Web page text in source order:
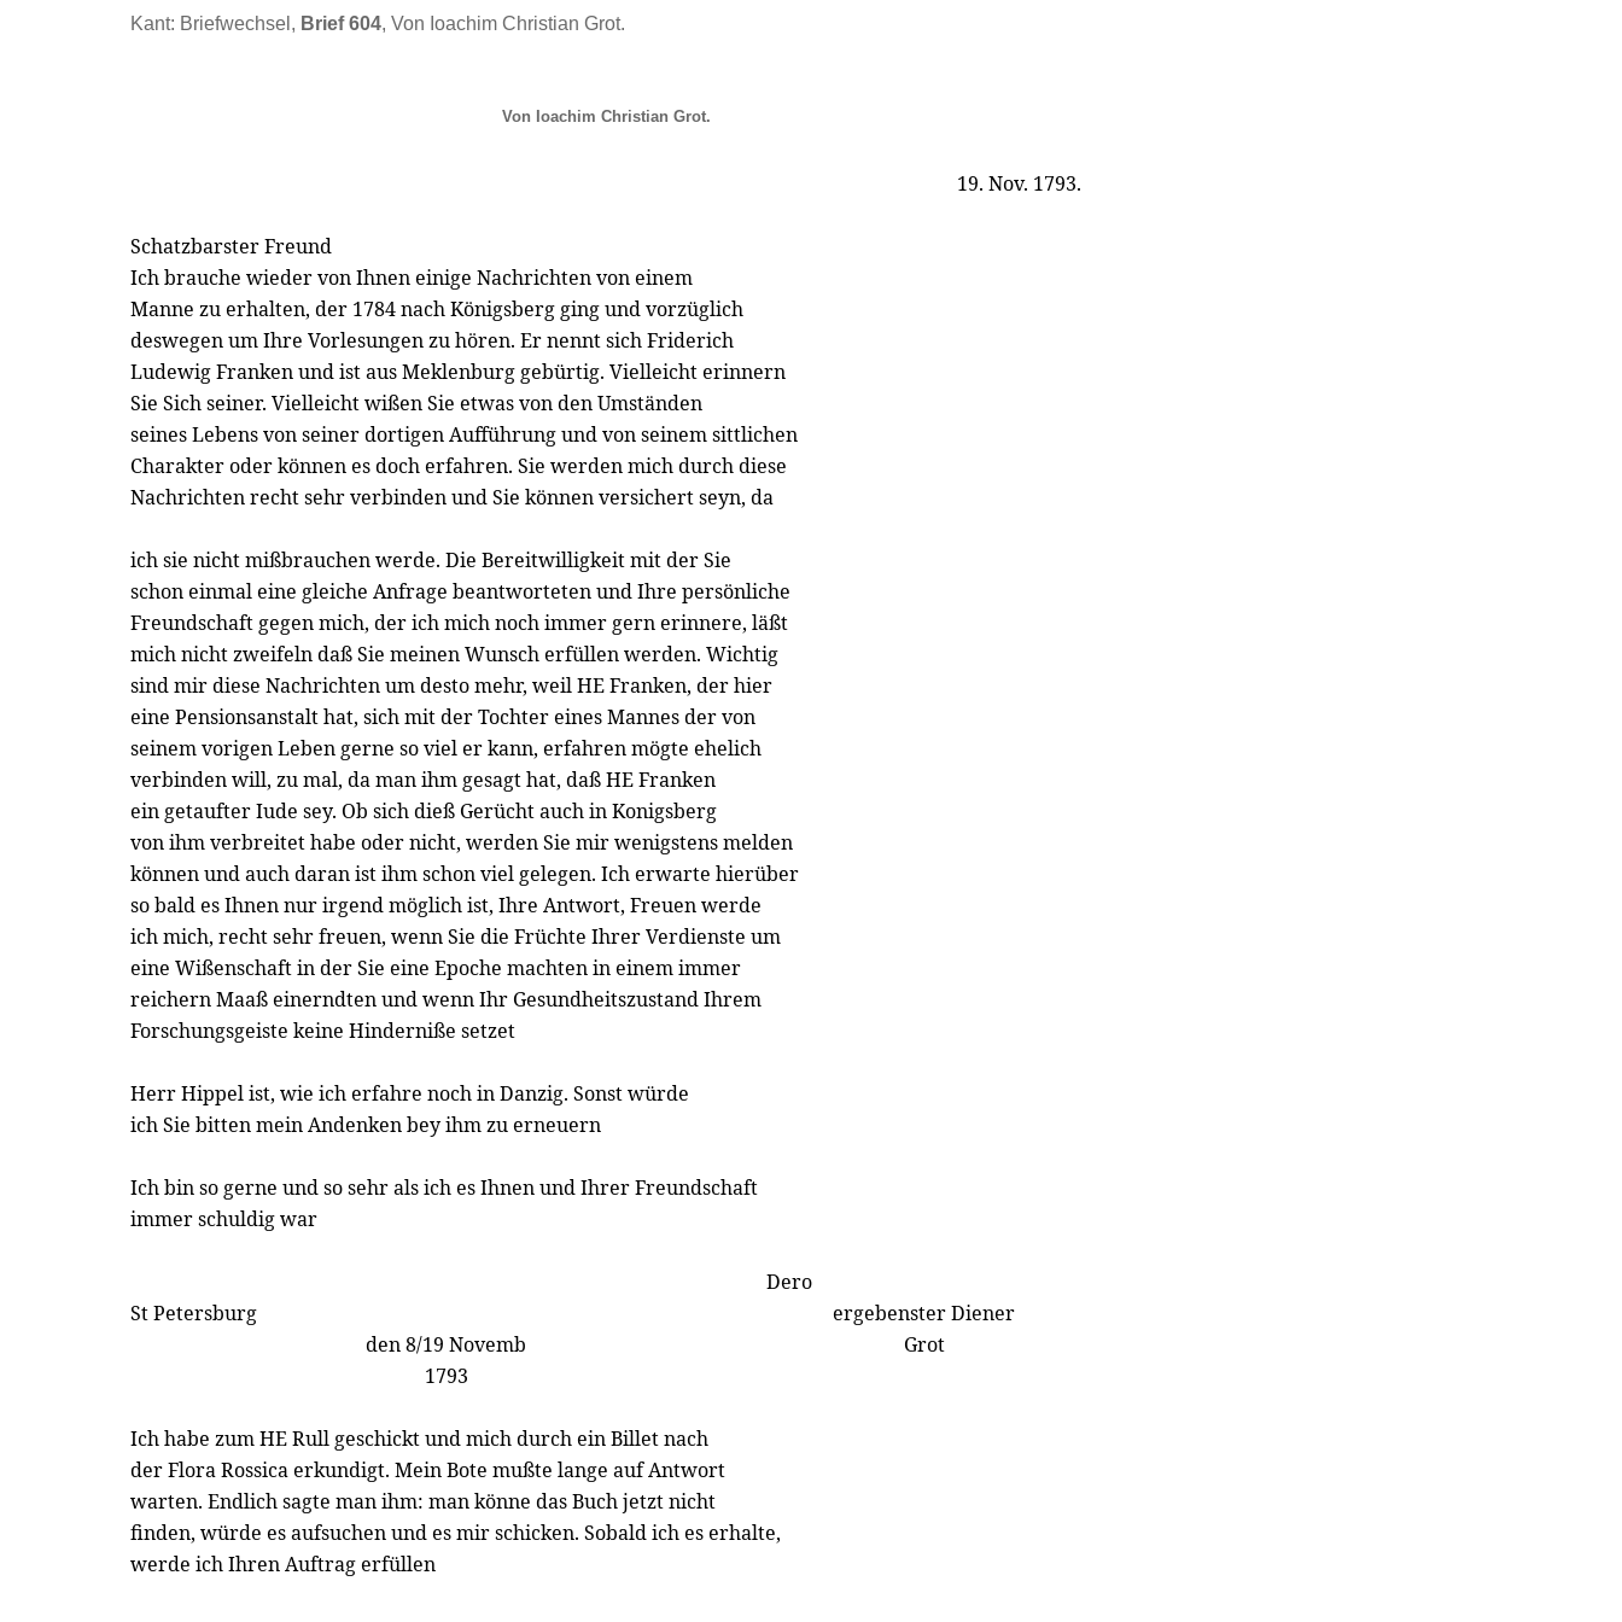
Kant: Briefwechsel, Brief 604, Von Ioachim Christian Grot.
Von Ioachim Christian Grot.
19. Nov. 1793.
Schatzbarster Freund
Ich brauche wieder von Ihnen einige Nachrichten von einem
Manne zu erhalten, der 1784 nach Königsberg ging und vorzüglich
deswegen um Ihre Vorlesungen zu hören. Er nennt sich Friderich
Ludewig Franken und ist aus Meklenburg gebürtig. Vielleicht erinnern
Sie Sich seiner. Vielleicht wißen Sie etwas von den Umständen
seines Lebens von seiner dortigen Aufführung und von seinem sittlichen
Charakter oder können es doch erfahren. Sie werden mich durch diese
Nachrichten recht sehr verbinden und Sie können versichert seyn, da
ich sie nicht mißbrauchen werde. Die Bereitwilligkeit mit der Sie
schon einmal eine gleiche Anfrage beantworteten und Ihre persönliche
Freundschaft gegen mich, der ich mich noch immer gern erinnere, läßt
mich nicht zweifeln daß Sie meinen Wunsch erfüllen werden. Wichtig
sind mir diese Nachrichten um desto mehr, weil HE Franken, der hier
eine Pensionsanstalt hat, sich mit der Tochter eines Mannes der von
seinem vorigen Leben gerne so viel er kann, erfahren mögte ehelich
verbinden will, zu mal, da man ihm gesagt hat, daß HE Franken
ein getaufter Iude sey. Ob sich dieß Gerücht auch in Konigsberg
von ihm verbreitet habe oder nicht, werden Sie mir wenigstens melden
können und auch daran ist ihm schon viel gelegen. Ich erwarte hierüber
so bald es Ihnen nur irgend möglich ist, Ihre Antwort, Freuen werde
ich mich, recht sehr freuen, wenn Sie die Früchte Ihrer Verdienste um
eine Wißenschaft in der Sie eine Epoche machten in einem immer
reichern Maaß einerndten und wenn Ihr Gesundheitszustand Ihrem
Forschungsgeiste keine Hinderniße setzet
Herr Hippel ist, wie ich erfahre noch in Danzig. Sonst würde
ich Sie bitten mein Andenken bey ihm zu erneuern
Ich bin so gerne und so sehr als ich es Ihnen und Ihrer Freundschaft
immer schuldig war
Dero
St Petersburg
ergebenster Diener
den 8/19 Novemb
Grot
1793
Ich habe zum HE Rull geschickt und mich durch ein Billet nach
der Flora Rossica erkundigt. Mein Bote mußte lange auf Antwort
warten. Endlich sagte man ihm: man könne das Buch jetzt nicht
finden, würde es aufsuchen und es mir schicken. Sobald ich es erhalte,
werde ich Ihren Auftrag erfüllen